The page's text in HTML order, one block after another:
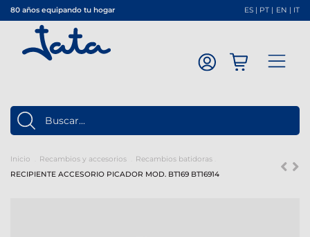
80 años equipando tu hogar ES | PT | EN | IT
Inicio Recambios y accesorios
Recambios batidoras
RECIPIENTE ACCESORIO PICADOR MOD. BT169 BT16914